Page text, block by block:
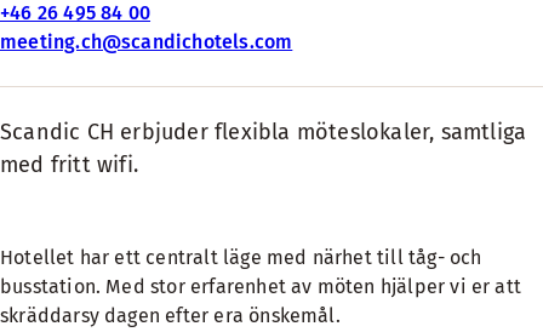
+46 26 495 84 00
meeting.ch@scandichotels.com
Scandic CH erbjuder flexibla möteslokaler, samtliga
med fritt wifi.
Hotellet har ett centralt läge med närhet till tåg- och
busstation. Med stor erfarenhet av möten hjälper vi er att
skräddarsy dagen efter era önskemål.